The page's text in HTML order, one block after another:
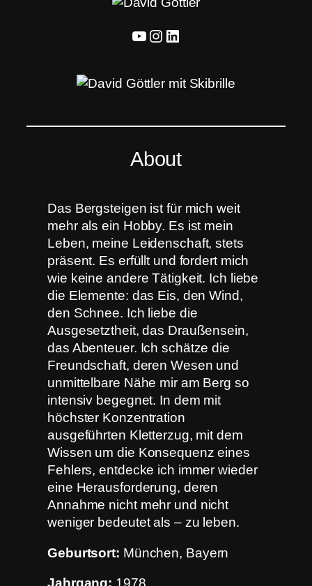
YouTube Instagram LinkedIn
About
Das Bergsteigen ist für mich weit
mehr als ein Hobby. Es ist mein
Leben, meine Leidenschaft, stets
präsent. Es erfüllt und fordert mich
wie keine andere Tätigkeit. Ich liebe
die Elemente: das Eis, den Wind,
den Schnee. Ich liebe die
Ausgesetztheit, das Draußensein,
das Abenteuer. Ich schätze die
Freundschaft, deren Wesen und
unmittelbare Nähe mir am Berg so
intensiv begegnet. In dem mit
höchster Konzentration
ausgeführten Kletterzug, mit dem
Wissen um die Konsequenz eines
Fehlers, entdecke ich immer wieder
eine Herausforderung, deren
Annahme nicht mehr und nicht
weniger bedeutet als – zu leben.
Geburtsort: München, Bayern
Jahrgang: 1978